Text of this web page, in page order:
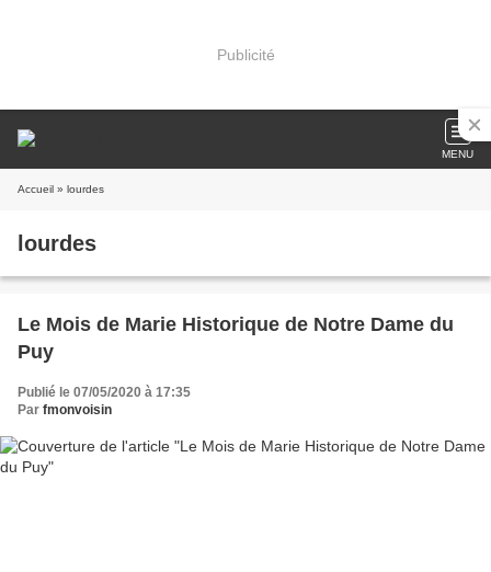
Publicité
MENU
Accueil » lourdes
lourdes
Le Mois de Marie Historique de Notre Dame du
Puy
Publié le 07/05/2020 à 17:35
Par fmonvoisin